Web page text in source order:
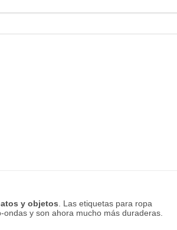
y objetos. Las etiquetas para ropa
y son ahora mucho más duraderas.